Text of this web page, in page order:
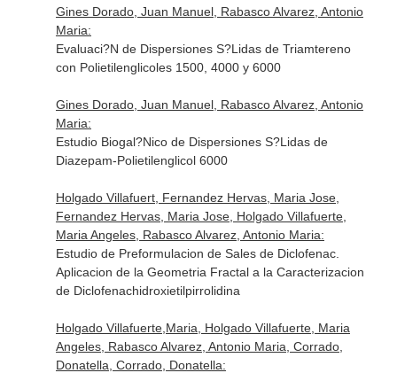
Gines Dorado, Juan Manuel, Rabasco Alvarez, Antonio
Maria:
Evaluaci?N de Dispersiones S?Lidas de Triamtereno
con Polietilenglicoles 1500, 4000 y 6000
Gines Dorado, Juan Manuel, Rabasco Alvarez, Antonio
Maria:
Estudio Biogal?Nico de Dispersiones S?Lidas de
Diazepam-Polietilenglicol 6000
Holgado Villafuert, Fernandez Hervas, Maria Jose,
Fernandez Hervas, Maria Jose, Holgado Villafuerte,
Maria Angeles, Rabasco Alvarez, Antonio Maria:
Estudio de Preformulacion de Sales de Diclofenac.
Aplicacion de la Geometria Fractal a la Caracterizacion
de Diclofenachidroxietilpirrolidina
Holgado Villafuerte,Maria, Holgado Villafuerte, Maria
Angeles, Rabasco Alvarez, Antonio Maria, Corrado,
Donatella, Corrado, Donatella: